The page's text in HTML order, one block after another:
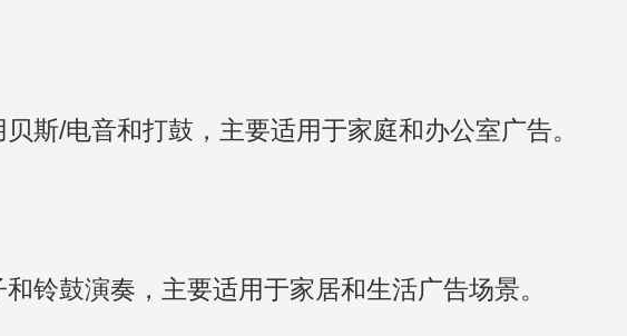
斯/电音和打鼓，主要适用于家庭和办公室广告。
铃鼓演奏，主要适用于家居和生活广告场景。